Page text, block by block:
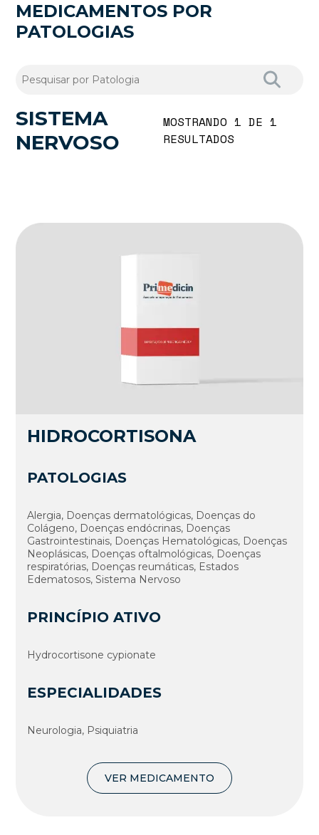
MEDICAMENTOS POR
PATOLOGIAS
SISTEMA
NERVOSO
MOSTRANDO 1 DE 1
RESULTADOS
HIDROCORTISONA
PATOLOGIAS
Alergia, Doenças dermatológicas, Doenças do
Colágeno, Doenças endócrinas, Doenças
Gastrointestinais, Doenças Hematológicas, Doenças
Neoplásicas, Doenças oftalmológicas, Doenças
respiratórias, Doenças reumáticas, Estados
Edematosos, Sistema Nervoso
PRINCÍPIO ATIVO
Hydrocortisone cypionate
ESPECIALIDADES
Neurologia, Psiquiatria
VER MEDICAMENTO